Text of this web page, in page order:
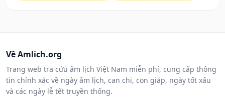
Về Amlich.org
Trang web tra cứu âm lịch Việt Nam miễn phí, cung cấp thông
tin chính xác về ngày âm lịch, can chi, con giáp, ngày tốt xấu
và các ngày lễ tết truyền thống.